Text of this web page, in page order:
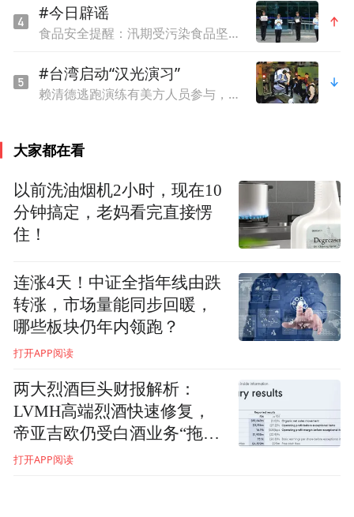
能，锻造“党业融合”红色引擎。以科技金
融、绿色金融为牵引，以实干之笔将“五篇大
文章”从“大写意”精绘为“工笔画”。
激活新质生产力
“十五五”规划纲要明确提出，加快高水平科
技自立自强，引领发展新质生产力。当前，
快打造具有全球影响力的产业科技创新中
心。
围绕“专”“新”优服务、强保障,华夏银行南京
分行把科技金融作为服务新质生产力的核心
抓手，积极构建专业化、体系化、全周期服
务生态，全力推动“科技—产业—金融”良性
循环。设立科技金融中心，扩容20家科技支
#今日辟谣
食品安全提醒：汛期受污染食品坚决不能食用
#台湾启动“汉光演习”
赖清德逃跑演练有美方人员参与，台媒体人：终于正式演练逃亡计划了
大家都在看
以前洗油烟机2小时，现在10
分钟搞定，老妈看完直接愣
住！
连涨4天！中证全指年线由跌
转涨，市场量能同步回暖，
哪些板块仍年内领跑？
打开APP阅读
两大烈酒巨头财报解析：
LVMH高端烈酒快速修复，
帝亚吉欧仍受白酒业务“拖
累”
打开APP阅读